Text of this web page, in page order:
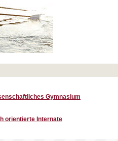
Gymnasium
orientierte Internate